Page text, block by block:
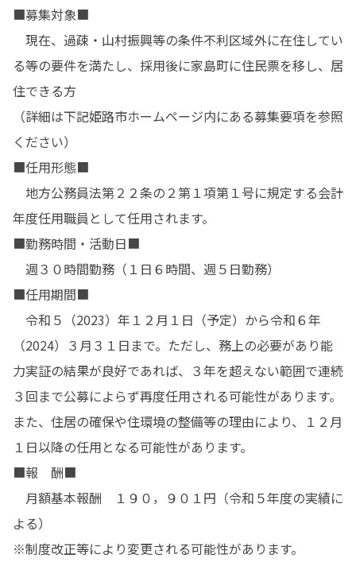
■募集対象■
現在、過疎・山村振興等の条件不利区域外に在住してい
る等の要件を満たし、採用後に家島町に住民票を移し、居
住できる方
（詳細は下記姫路市ホームページ内にある募集要項を参照
ください）
■任用形態■
地方公務員法第２２条の２第１項第１号に規定する会計
年度任用職員として任用されます。
■勤務時間・活動日■
週３０時間勤務（１日６時間、週５日勤務）
■任用期間■
令和５（2023）年１２月１日（予定）から令和６年
（2024）３月３１日まで。ただし、務上の必要があり能
力実証の結果が良好であれば、３年を超えない範囲で連続
３回まで公募によらず再度任用される可能性があります。
また、住居の確保や住環境の整備等の理由により、１２月
１日以降の任用となる可能性があります。
■報　酬■
月額基本報酬　１９０，９０１円（令和５年度の実績に
よる）
※制度改正等により変更される可能性があります。